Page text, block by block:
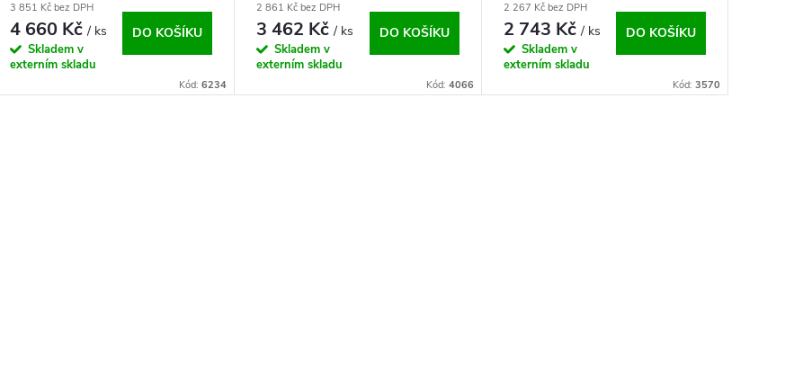
3 851 Kč bez DPH
4 660 Kč/ ks
Skladem v
externím skladu
DO KOŠÍKU
Kód:6234
2 861 Kč bez DPH
3 462 Kč/ ks
Skladem v
externím skladu
DO KOŠÍKU
Kód: 4066
2 267 Kč bez DPH
2 743 Kč/ ks
Skladem v
externím skladu
DO KOŠÍKU
Kód: 3570